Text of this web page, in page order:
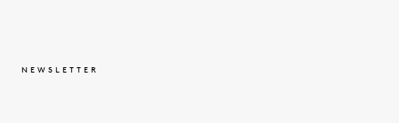
NEWSLETTER